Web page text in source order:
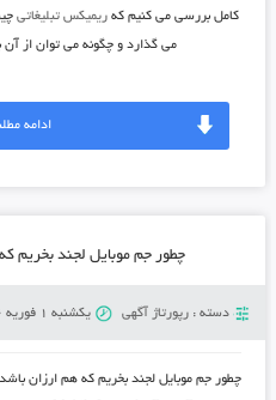
کامل بررسی می کنیم کهریمیکس تبلیغاتی
می گذارد و چگونه می توان از
ادامه
چطور جم موبایل لجند بخریم
دسته : رپورتاژ آگهی یکشنبه 1 فوریه 2026
چطور جم موبایل لجند بخریم که هم ارزان